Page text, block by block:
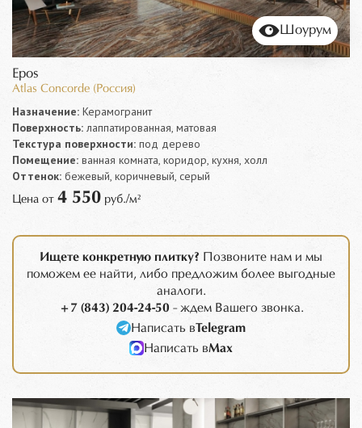
Шоурум
Epos
Atlas Concorde (Россия)
Назначение: Керамогранит
Поверхность: лаппатированная, матовая
Текстура поверхности: под дерево
Помещение: ванная комната, коридор, кухня, холл
Оттенок: бежевый, коричневый, серый
Цена от 4 550 руб./м²
Ищете конкретную плитку? Позвоните нам и мы
поможем ее найти, либо предложим более выгодные
аналоги.
+7 (843) 204-24-50 - ждем Вашего звонка.
Написать вTelegram
Написать вMax